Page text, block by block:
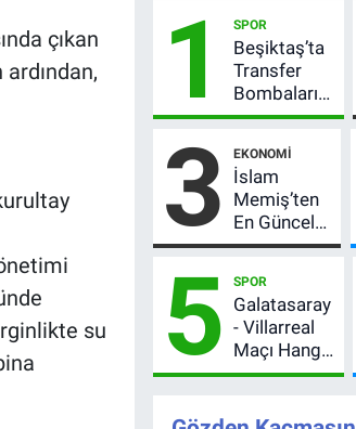
çıkan
su
1 SPOR
Beşiktaş’ta
Transfer
Bombaları
Peş Peşe!
Vlahovic’i
Açıkladı, 5
Yıldız Daha
Listede
3 EKONOMI
İslam
Memiş’ten
En Güncel
Altın
Gram Altın
İçin 6.350
TL Uyarısı,
Yıl Sonu
Beklentisi
5 SPOR
Galatasaray
- Villarreal
Maçı Hangi
Kanalda?
Maçı Ne